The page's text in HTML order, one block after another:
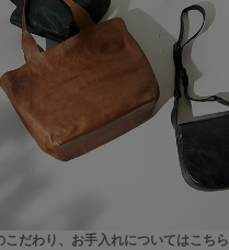
こだわり、お手入れについてはこちら